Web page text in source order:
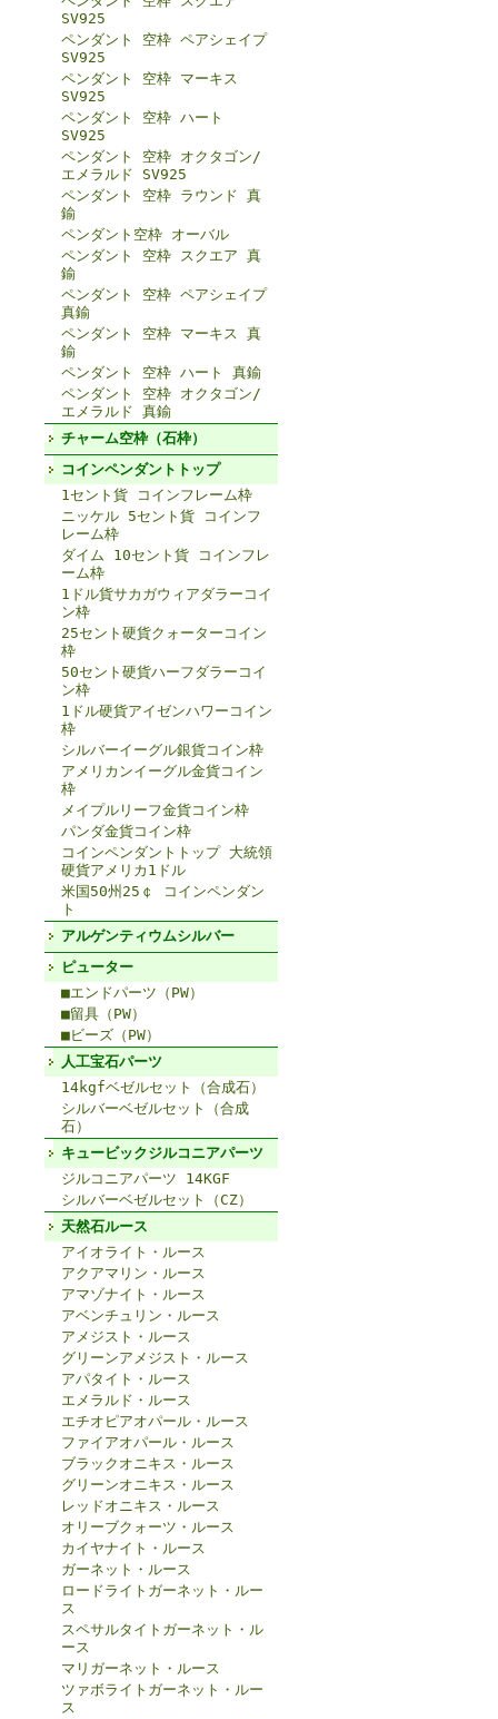
SV925
ペンダント 空枠 ペアシェイプ
SV925
ペンダント 空枠 マーキス
SV925
ペンダント 空枠 ハート
SV925
ペンダント 空枠 オクタゴン/
エメラルド SV925
ペンダント 空枠 ラウンド 真
鍮
ペンダント空枠 オーバル
ペンダント 空枠 スクエア 真
鍮
ペンダント 空枠 ペアシェイプ
真鍮
ペンダント 空枠 マーキス 真
鍮
ペンダント 空枠 ハート 真鍮
ペンダント 空枠 オクタゴン/
エメラルド 真鍮
チャーム空枠（石枠）
コインペンダントトップ
1セント貨 コインフレーム枠
ニッケル 5セント貨 コインフ
レーム枠
ダイム 10セント貨 コインフレ
ーム枠
1ドル貨サカガウィアダラーコイ
ン枠
25セント硬貨クォーターコイン
枠
50セント硬貨ハーフダラーコイ
ン枠
1ドル硬貨アイゼンハワーコイン
枠
シルバーイーグル銀貨コイン枠
アメリカンイーグル金貨コイン
枠
メイプルリーフ金貨コイン枠
パンダ金貨コイン枠
コインペンダントトップ 大統領
硬貨アメリカ1ドル
米国50州25￠ コインペンダン
ト
アルゲンティウムシルバー
ピューター
■エンドパーツ（PW）
■留具（PW）
■ビーズ（PW）
人工宝石パーツ
14kgfベゼルセット（合成石）
シルバーベゼルセット（合成
石）
キュービックジルコニアパーツ
ジルコニアパーツ 14KGF
シルバーベゼルセット（CZ）
天然石ルース
アイオライト・ルース
アクアマリン・ルース
アマゾナイト・ルース
アベンチュリン・ルース
アメジスト・ルース
グリーンアメジスト・ルース
アパタイト・ルース
エメラルド・ルース
エチオピアオパール・ルース
ファイアオパール・ルース
ブラックオニキス・ルース
グリーンオニキス・ルース
レッドオニキス・ルース
オリーブクォーツ・ルース
カイヤナイト・ルース
ガーネット・ルース
ロードライトガーネット・ルー
ス
スペサルタイトガーネット・ル
ース
マリガーネット・ルース
ツァボライトガーネット・ルー
ス